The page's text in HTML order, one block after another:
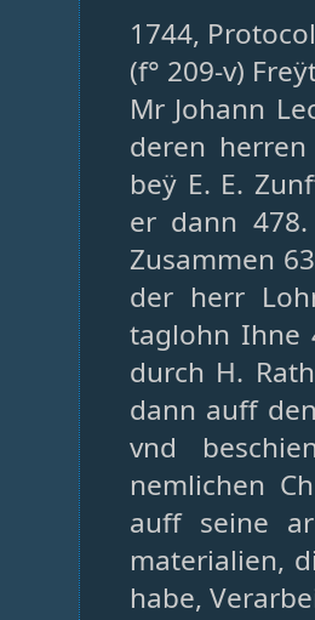
1744,
(f° 209-v)
Mr Johann
deren
beÿ E. E.
er dann
Zusammen
der herr
taglohn Ihne
durch H.
dann auff
vnd
nemlichen
auff seine
materialien,
habe,